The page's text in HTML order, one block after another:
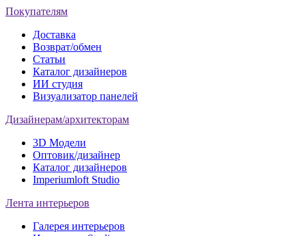
Покупателям
Доставка
Возврат/обмен
Статьи
Каталог дизайнеров
ИИ студия
Визуализатор панелей
Дизайнерам/архитекторам
3D Модели
Оптовик/дизайнер
Каталог дизайнеров
Imperiumloft Studio
Лента интерьеров
Галерея интерьеров